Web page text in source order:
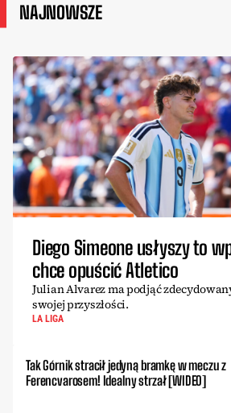
NAJNOWSZE
Diego Simeone usłyszy to
chce opuścić Atletico
Julian Alvarez ma podjąć
swojej przyszłości.
LA LIGA
Tak Górnik stracił jedyną bramkę w meczu z
Ferencvarosem! Idealny strzał [WIDEO]